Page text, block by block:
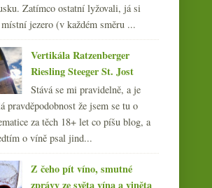
Zatímco ostatní lyžovali, já si
jezero (v každém směru ...
Vertikála Ratzenberger
Riesling Steeger St. Jost
Stává se mi pravidelně, a je
pravděpodobnost že jsem se tu o
za těch 18+ let co píšu blog, a
o víně psal jind...
Z čeho pít víno, smutné